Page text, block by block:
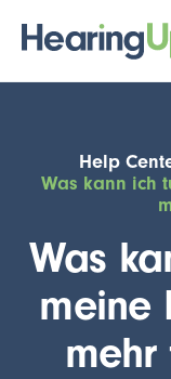
Help
Was kann ich
Was
meine
mehr